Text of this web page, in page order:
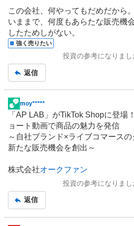
事
この会社、何やってもだめだから。
いままで、何度もあらたな販売機
したためしがない。
強く売りたい
投資の参考になりまし
返信
掲
板
事
moy*****
「AP LAB」がTikTok Shopに登場！
ョート動画で商品の魅力を発信
～自社ブランド×ライブコマースの
新たな販売機会を創出～
株式会社オークファン
投資の参考になりまし
返信